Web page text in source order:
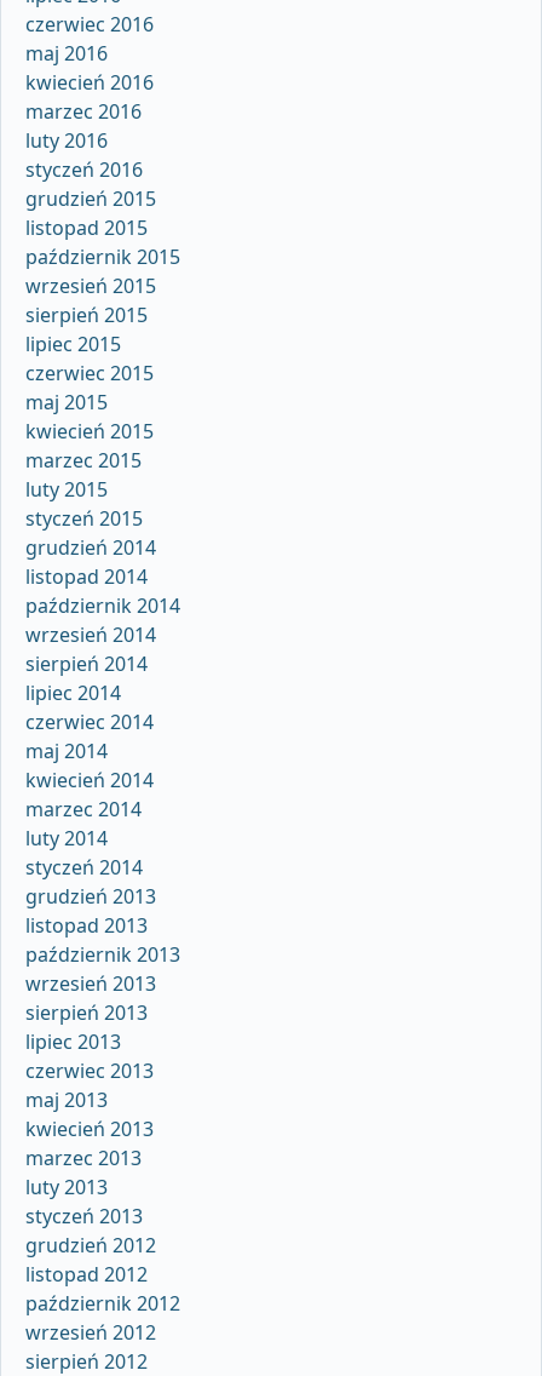
czerwiec 2016
maj 2016
kwiecień 2016
marzec 2016
luty 2016
styczeń 2016
grudzień 2015
listopad 2015
październik 2015
wrzesień 2015
sierpień 2015
lipiec 2015
czerwiec 2015
maj 2015
kwiecień 2015
marzec 2015
luty 2015
styczeń 2015
grudzień 2014
listopad 2014
październik 2014
wrzesień 2014
sierpień 2014
lipiec 2014
czerwiec 2014
maj 2014
kwiecień 2014
marzec 2014
luty 2014
styczeń 2014
grudzień 2013
listopad 2013
październik 2013
wrzesień 2013
sierpień 2013
lipiec 2013
czerwiec 2013
maj 2013
kwiecień 2013
marzec 2013
luty 2013
styczeń 2013
grudzień 2012
listopad 2012
październik 2012
wrzesień 2012
sierpień 2012